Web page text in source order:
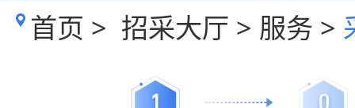
首页 > 招采大厅 > 服务 >
1 0